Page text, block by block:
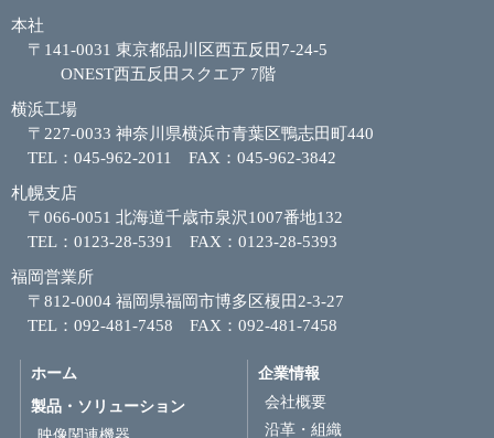
本社
〒141-0031 東京都品川区西五反田7-24-5
ONEST西五反田スクエア 7階
横浜工場
〒227-0033 神奈川県横浜市青葉区鴨志田町440
TEL：045-962-2011 FAX：045-962-3842
札幌支店
〒066-0051 北海道千歳市泉沢1007番地132
TEL：0123-28-5391 FAX：0123-28-5393
福岡営業所
〒812-0004 福岡県福岡市博多区榎田2-3-27
TEL：092-481-7458 FAX：092-481-7458
ホーム
製品・ソリューション
企業情報
会社概要
沿革・組織